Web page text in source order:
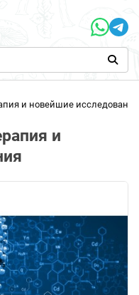
и новейшие исследования
и